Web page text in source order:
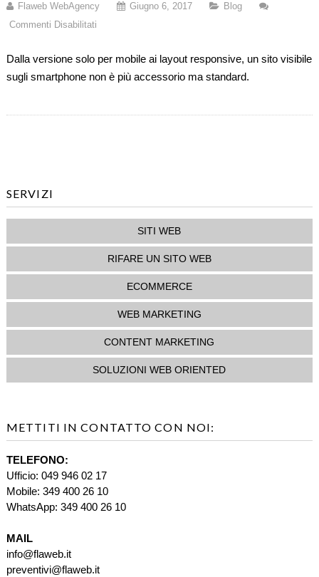
Flaweb WebAgency Giugno 6, 2017
Blog
Commenti Disabilitati
Sito
Visibile
Smartphone.
Dalla versione solo per mobile ai layout responsive, un sito visibile
sugli smartphone non è più accessorio ma standard.
SERVIZI
SITI WEB
RIFARE UN SITO WEB
ECOMMERCE
WEB MARKETING
CONTENT MARKETING
SOLUZIONI WEB ORIENTED
METTITI IN CONTATTO CON NOI:
TELEFONO:
Ufficio: 049 946 02 17
Mobile: 349 400 26 10
WhatsApp: 349 400 26 10
MAIL
info@flaweb.it
preventivi@flaweb.it